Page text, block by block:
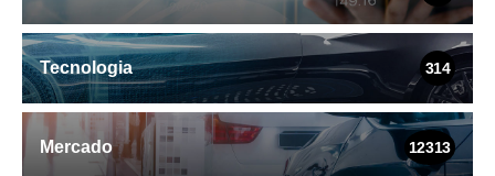
Tecnologia 314
Mercado 12313